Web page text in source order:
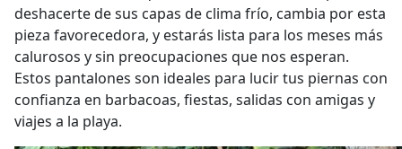
deshacerte de sus capas de clima frío, cambia por esta
pieza favorecedora, y estarás lista para los meses más
calurosos y sin preocupaciones que nos esperan.
Estos pantalones son ideales para lucir tus piernas con
confianza en barbacoas, fiestas, salidas con amigas y
viajes a la playa.